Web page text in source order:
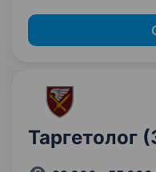
Таргетолог